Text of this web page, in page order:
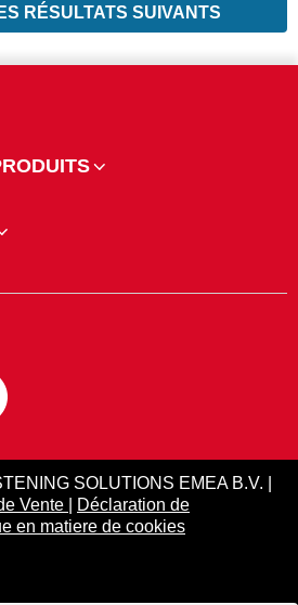
RÉSULTATS SUIVANTS
SOLUTIONS EMEA B.V. |
Vente
Déclaration de
en matiere de cookies